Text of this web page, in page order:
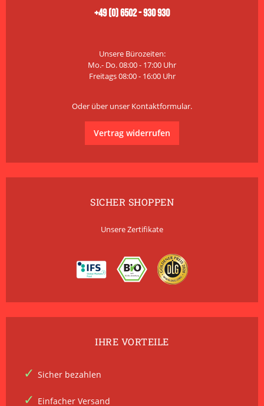
+49 (0) 6502 - 930 930
Unsere Bürozeiten:
Mo.- Do. 08:00 - 17:00 Uhr
Freitags 08:00 - 16:00 Uhr
Oder über unser Kontaktformular.
Vertrag widerrufen
SICHER SHOPPEN
Unsere Zertifikate
IHRE VORTEILE
Sicher bezahlen
Einfacher Versand